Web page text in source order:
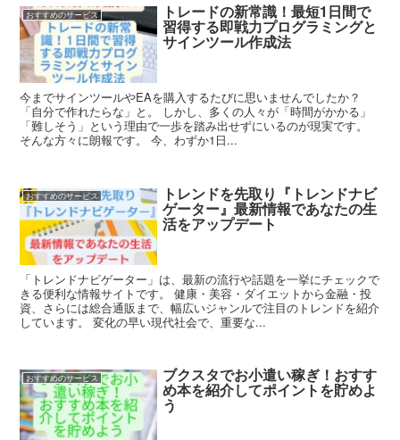
おすすめのサービス トレードの新常識！最短1日間で
習得する即戦力プログラミングと
サインツール作成法
今までサインツールやEAを購入するたびに思いませんでしたか？
「自分で作れたらな」と。 しかし、多くの人々が「時間がかかる」
「難しそう」という理由で一歩を踏み出せずにいるのが現実です。
そんな方々に朗報です。 今、わずか1日...
おすすめのサービス トレンドを先取り『トレンドナビ
ゲーター』最新情報であなたの生
活をアップデート
「トレンドナビゲーター」は、最新の流行や話題を一挙にチェックで
きる便利な情報サイトです。 健康・美容・ダイエットから金融・投
資、さらには総合通販まで、幅広いジャンルで注目のトレンドを紹介
しています。 変化の早い現代社会で、重要な...
おすすめのサービス ブクスタでお小遣い稼ぎ！おすす
め本を紹介してポイントを貯めよ
う